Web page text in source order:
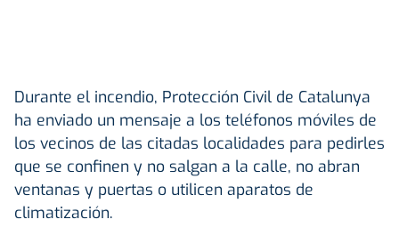
Durante el incendio, Protección Civil de Catalunya
ha enviado un mensaje a los teléfonos móviles de
los vecinos de las citadas localidades para pedirles
que se confinen y no salgan a la calle, no abran
ventanas y puertas o utilicen aparatos de
climatización.